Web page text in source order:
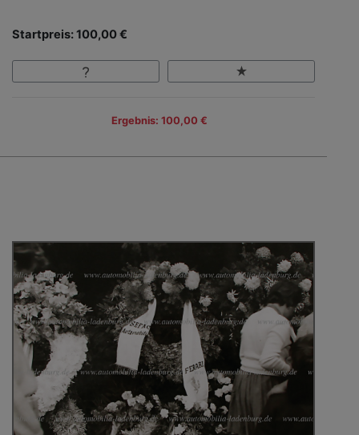
Startpreis: 100,00 €
Ergebnis: 100,00 €